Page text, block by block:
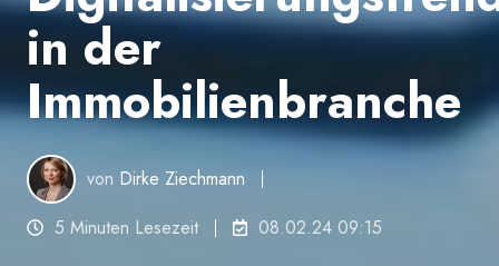
in der
Immobilienbranche
von Dirke Ziechmann
5 Minuten Lesezeit
08.02.24 09:15